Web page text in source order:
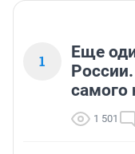
1
Еще
самого
1 501